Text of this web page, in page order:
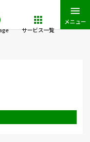
サービス一覧
メニュー